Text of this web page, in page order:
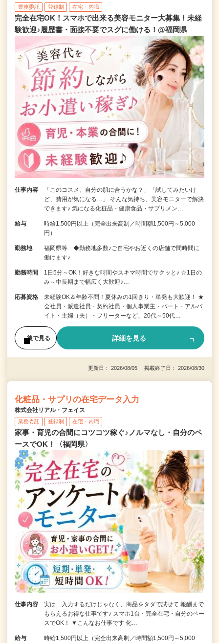
業務委託 登録制 在宅・内職
完全在宅OK！スマホで出来る美容モニター大募集！未経
験歓迎♪履歴書・面接不要でスグに働ける！@福岡県
仕事内容
「このコスメ、自分の肌に合うかな？」「試してみたいけ
ど、費用が気になる…」 そんな気持ち、美容モニターで解決
できます♪ 気になる化粧品・健康食品・サプリメン…
給与
時給1,500円以上（完全出来高制／時間額1,500円～5,000
円）
勤務地
福岡県等 ◆勤務地多数♪ご自宅やお近くの店舗で間時間に
働けます♪
勤務時間
1日5分～OK！好きな時間やスキマ時間でサクッと♪ ☆1日の
み～中長期まで幅広く大歓迎♪…
応募資格
未経験OK＆年齢不問！夏休みの1回きり・単発も大歓迎！ ★
会社員・派遣社員・契約社員・個人事業主・パート・アルバ
イト・主婦（夫）・フリーターなど、20代～50代…
後で見る 詳細を見る
更新日： 2026/08/05 掲載終了日： 2026/08/30
化粧品・サプリの在宅データ入力
株式会社リアル・フェイス
業務委託 登録制 在宅・内職
家事・育児の合間にコツコツ稼ぐ♪ノルマなし・自分のペ
ースでOK！〈福岡県〉
仕事内容
実は…入力するだけじゃなく、商品をタダで試せて 報酬まで
もらえるお得な仕事です♪ スマホ1台・完全在宅・自分のペー
スでOK！ ▼こんなお仕事です 化…
給与
時給1,500円以上（完全出来高制／時間額1,500円～5,000